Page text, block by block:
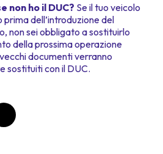
non ho il DUC? Se il tuo veicolo
dell’introduzione del
non sei obbligato a sostituirlo
della prossima operazione
documenti verranno
sostituiti con il DUC.